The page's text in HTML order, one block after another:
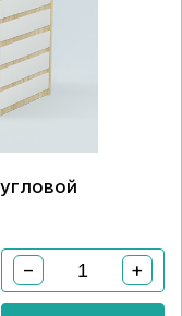
− +